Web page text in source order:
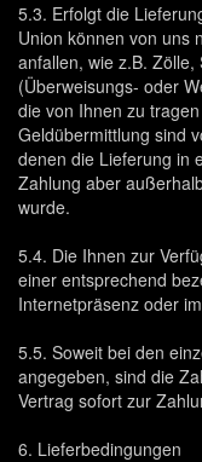
5.3. Erfolgt die
Union können von uns
anfallen, wie z.B.
(Überweisungs- oder
die von Ihnen zu
Geldübermittlung sind
denen die Lieferung in
Zahlung aber
wurde.
5.4. Die Ihnen zur
einer entsprechend
Internetpräsenz oder
5.5. Soweit bei den
angegeben, sind die
Vertrag sofort zur
6. Lieferbedingungen